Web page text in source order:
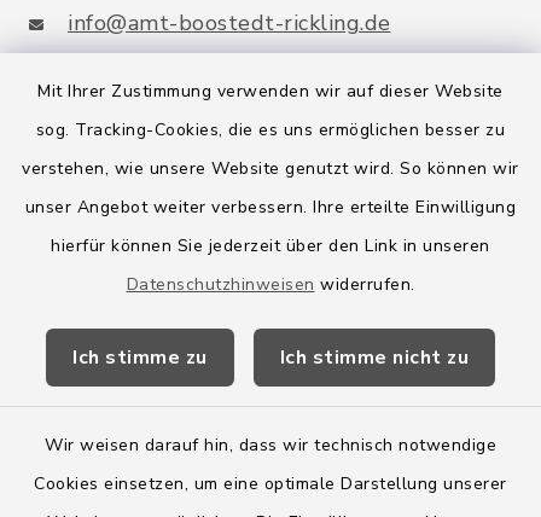
Mit Ihrer Zustimmung verwenden wir auf dieser Website
sog. Tracking-Cookies, die es uns ermöglichen besser zu
verstehen, wie unsere Website genutzt wird. So können wir
unser Angebot weiter verbessern. Ihre erteilte Einwilligung
hierfür können Sie jederzeit über den Link in unseren
Datenschutzhinweisen widerrufen.
Ich stimme zu Ich stimme nicht zu
Wir weisen darauf hin, dass wir technisch notwendige
Cookies einsetzen, um eine optimale Darstellung unserer
info@amt-boostedt-rickling.de
Quicklinks
Amt Boostedt-Rickling
Amtsbroschüre
Wege-Zweckverband